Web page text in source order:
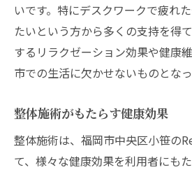
いです。特にデスクワークで疲れ
たいという方から多くの支持を得
するリラクゼーション効果や健康
市での生活に欠かせないものとなっ
整体施術がもたらす健康効果
整体施術は、福岡市中央区小笹の
て、様々な健康効果を利用者にも